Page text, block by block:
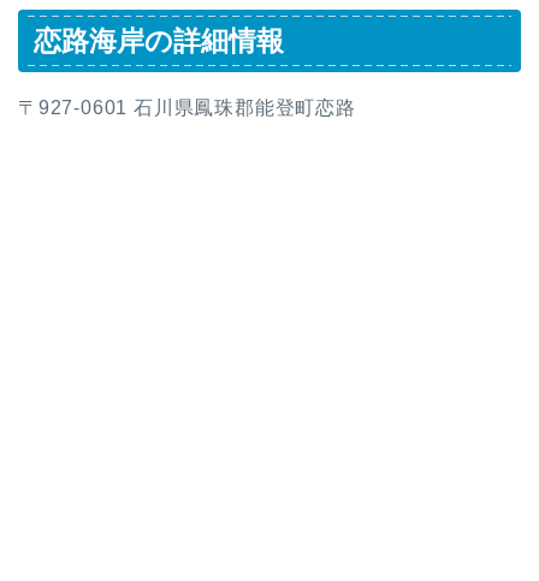
恋路海岸の詳細情報
〒927-0601 石川県鳳珠郡能登町恋路